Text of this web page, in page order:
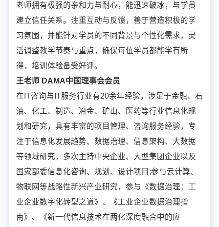
老师拥有极强的亲和力与耐心，能迅速破冰，与学员
建立信任关系。注重互动与反馈，善于营造积极的学
习氛围，并能针对学员的不同背景与个性化需求，灵
活调整教学节奏与重点，确保每位学员都能学有所
得，培训体验备受好评。
王老师 DAMA中国理事会会员
在IT咨询与IT服务行业有20余年经验，涉足于金融、石
油、化工、制造、冶金、矿山、医药等行业信息化规
划和研究，具有丰富的项目管理、咨询服务经验，专
注于信息化发展趋势、数据治理、信息架构、大数据
等领域研究，多次主持中央企业、大型集团企业以及
国家部委信息化咨询、规划、设计项目;参与云计算、
物联网等战略性新兴产业研究，参与《数据治理：工
业企业数字化转型之道》、《工业企业数据治理指
南》、《新一代信息技术在两化深度融合中的应